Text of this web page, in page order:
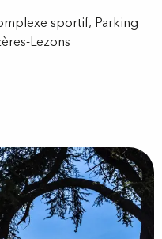
sportif, Parking
Lezons